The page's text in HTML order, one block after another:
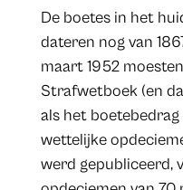
De boetes in het
dateren nog van
maart 1952
Strafwetboek (en
als het
wettelijke
werd gepubliceerd,